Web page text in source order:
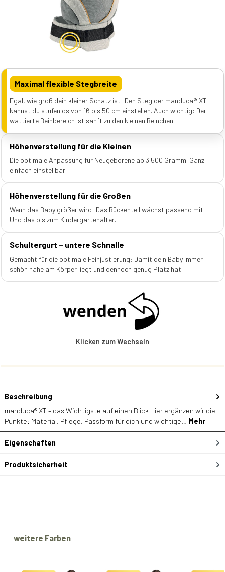
Maximal flexible Stegbreite
Egal, wie groß dein kleiner Schatz ist: Den Steg der manduca® XT
kannst du stufenlos von 16 bis 50 cm einstellen. Auch wichtig: Der
wattierte Beinbereich ist sanft zu den kleinen Beinchen.
Höhenverstellung für die Kleinen
Die optimale Anpassung für Neugeborene ab 3.500 Gramm. Ganz
einfach einstellbar.
Höhenverstellung für die Großen
Wenn das Baby größer wird: Das Rückenteil wächst passend mit.
Und das bis zum Kindergartenalter.
Schultergurt – untere Schnalle
Gemacht für die optimale Feinjustierung: Damit dein Baby immer
schön nahe am Körper liegt und dennoch genug Platz hat.
Klicken zum Wechseln
Beschreibung
manduca® XT – das Wichtigste auf einen Blick Hier ergänzen wir die
Punkte: Material, Pflege, Passform für dich und wichtige… Mehr
Eigenschaften
Produktsicherheit
Produktgalerie überspringen
weitere Farben